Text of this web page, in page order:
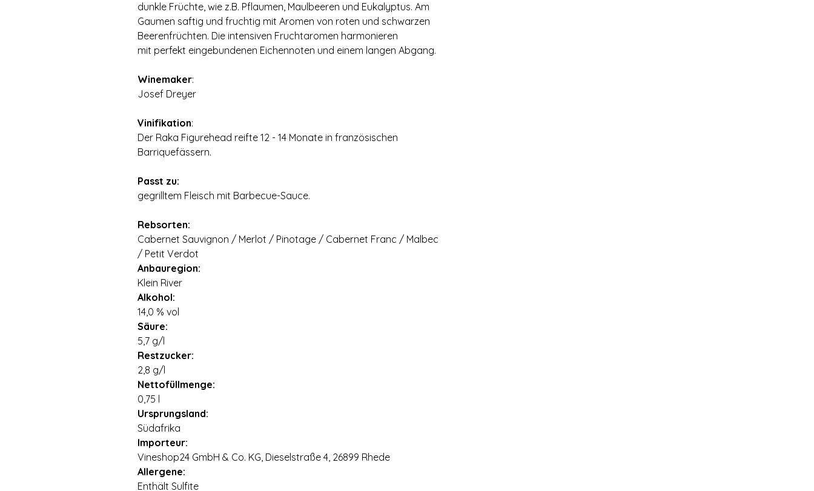
dunkle Früchte, wie z.B. Pflaumen, Maulbeeren und Eukalyptus. Am
Gaumen saftig und fruchtig mit Aromen von roten und schwarzen
Beerenfrüchten. Die intensiven Fruchtaromen harmonieren
mit perfekt eingebundenen Eichennoten und einem langen Abgang.
Winemaker:
Josef Dreyer
Vinifikation:
Der Raka Figurehead reifte 12 - 14 Monate in französischen
Barriquefässern.
Passt zu:
gegrilltem Fleisch mit Barbecue-Sauce.
Rebsorten:
Cabernet Sauvignon / Merlot / Pinotage / Cabernet Franc / Malbec
/ Petit Verdot
Anbauregion:
Klein River
Alkohol:
14,0 % vol
Säure:
5,7 g/l
Restzucker:
2,8 g/l
Nettofüllmenge:
0,75 l
Ursprungsland:
Südafrika
Importeur:
Vineshop24 GmbH & Co. KG, Dieselstraße 4, 26899 Rhede
Allergene:
Enthält Sulfite